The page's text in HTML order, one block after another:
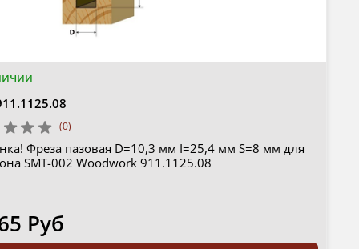
(0)
Фреза пазовая D=10,3 мм I=25,4 мм S=8 мм для
SMT-002 Woodwork 911.1125.08
Руб